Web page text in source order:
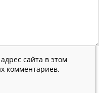
сайта в этом
комментариев.